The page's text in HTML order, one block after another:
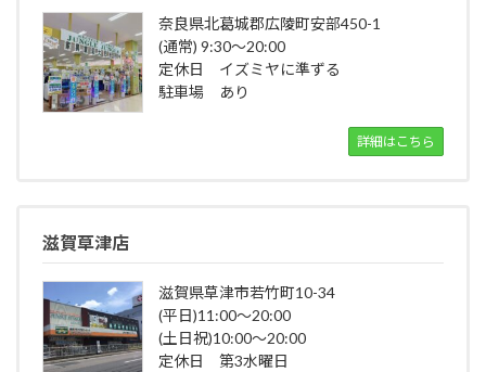
奈良県北葛城郡広陵町安部450-1
(通常) 9:30～20:00
定休日 イズミヤに準ずる
駐車場 あり
詳細はこちら
滋賀草津店
滋賀県草津市若竹町10-34
(平日)11:00～20:00
(土日祝)10:00～20:00
定休日 第3水曜日